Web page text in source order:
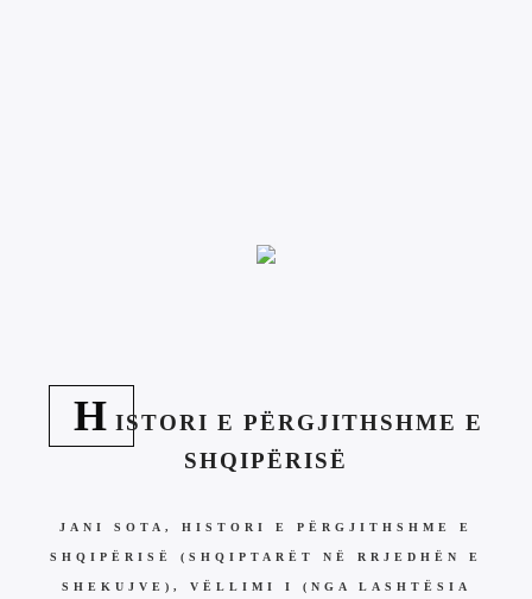
H ISTORI E PËRGJITHSHME E
SHQIPËRISË
JANI SOTA, HISTORI E PËRGJITHSHME E
SHQIPËRISË (SHQIPTARËT NË RRJEDHËN E
SHEKUJVE), VËLLIMI I (NGA LASHTËSIA